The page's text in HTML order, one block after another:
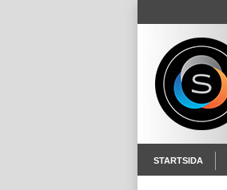
STARTSIDA